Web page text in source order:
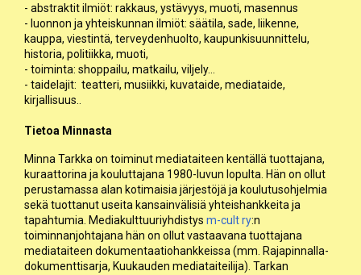
- abstraktit ilmiöt: rakkaus, ystävyys, muoti, masennus
- luonnon ja yhteiskunnan ilmiöt: säätila, sade, liikenne,
kauppa, viestintä, terveydenhuolto, kaupunkisuunnittelu,
historia, politiikka, muoti,
- toiminta: shoppailu, matkailu, viljely...
- taidelajit: teatteri, musiikki, kuvataide, mediataide,
kirjallisuus..
Tietoa Minnasta
Minna Tarkka on toiminut mediataiteen kentällä tuottajana,
kuraattorina ja kouluttajana 1980-luvun lopulta. Hän on ollut
perustamassa alan kotimaisia järjestöjä ja koulutusohjelmia
sekä tuottanut useita kansainvälisiä yhteishankkeita ja
tapahtumia. Mediakulttuuriyhdistys m-cult ry:n
toiminnanjohtajana hän on ollut vastaavana tuottajana
mediataiteen dokumentaatiohankkeissa (mm. Rajapinnalla-
dokumenttisarja, Kuukauden mediataiteilija). Tarkan